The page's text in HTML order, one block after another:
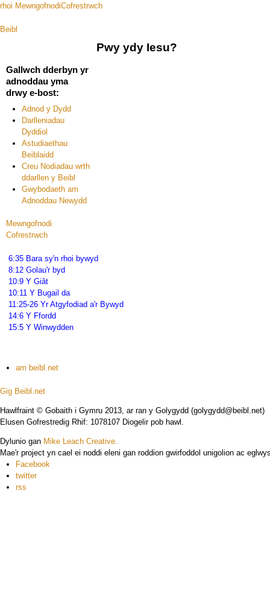
rhoi MewngofnodiCofrestrwch
Beibl
Gallwch dderbyn yr
adnoddau yma
drwy e-bost:
Adnod y Dydd
Darlleniadau
Dyddiol
Astudiaethau
Beiblaidd
Creu Nodiadau wrth
ddarllen y Beibl
Gwybodaeth am
Adnoddau Newydd
Mewngofnodi
Cofrestrwch
Pwy ydy Iesu?
6:35 Bara sy'n rhoi bywyd
8:12 Golau'r byd
10:9 Y Giât
10:11 Y Bugail da
11:25-26 Yr Atgyfodiad a'r Bywyd
14:6 Y Ffordd
15:5 Y Winwydden
am beibl.net
Gig Beibl.net
Hawlfraint © Gobaith i Gymru 2013, ar ran y Golygydd (golygydd@beibl.net)
Elusen Gofrestredig Rhif: 1078107 Diogelir pob hawl.
Dylunio gan Mike Leach Creative.
Mae'r project yn cael ei noddi eleni gan roddion gwirfoddol unigolion ac
Facebook
twitter
rss